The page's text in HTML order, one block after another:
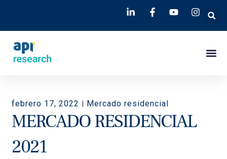
febrero 17, 2022 Mercado residencial
MERCADO RESIDENCIAL
2021